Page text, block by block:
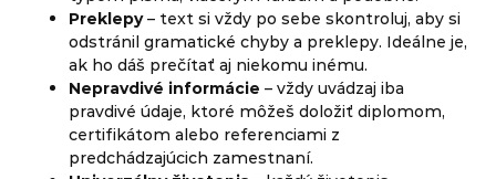
Preklepy– text si vždy po sebe skontroluj, aby si
odstránil gramatické chyby a preklepy. Ideálne je,
ak ho dáš prečítať aj niekomu inému.
Nepravdivé informácie – vždy uvádzaj iba
pravdivé údaje, ktoré môžeš doložiť diplomom,
certifikátom alebo referenciami z
predchádzajúcich zamestnaní.